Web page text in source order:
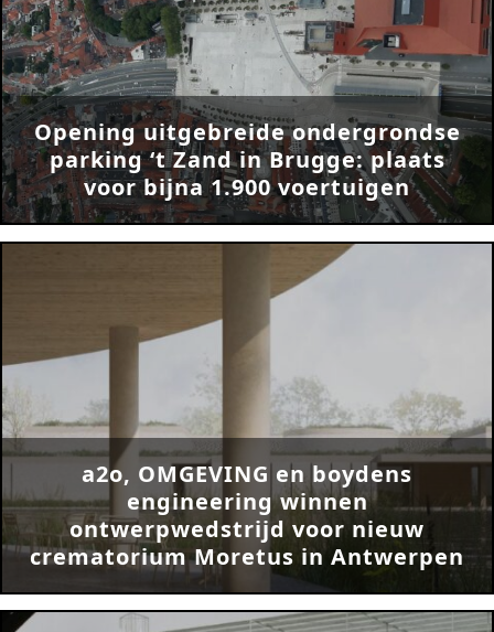
Français
Tiếng Việt
Opening uitgebreide ondergrondse
parking ‘t Zand in Brugge: plaats
voor bijna 1.900 voertuigen
a2o, OMGEVING en boydens
engineering winnen
ontwerpwedstrijd voor nieuw
crematorium Moretus in Antwerpen